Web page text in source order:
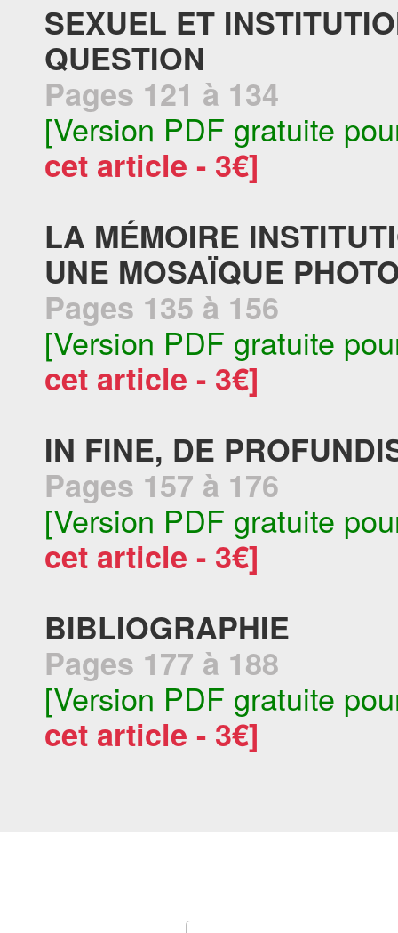
SEXUEL ET
QUESTION
Pages 121 à 134
[Version PDF gratuite
cet article - 3€]
LA MÉMOIRE
UNE MOSAÏQUE
Pages 135 à 156
[Version PDF gratuite
cet article - 3€]
IN FINE, DE
Pages 157 à 176
[Version PDF gratuite
cet article - 3€]
BIBLIOGRAPHIE
Pages 177 à 188
[Version PDF gratuite
cet article - 3€]